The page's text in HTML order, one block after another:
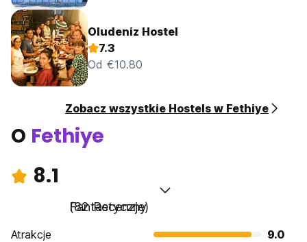
Oludeniz Hostel
7.3
Od €10.80
Zobacz wszystkie Hostels w Fethiye
O Fethiye
8.1
Fantastyczny
(82 Recenzje)
Atrakcje
9.0